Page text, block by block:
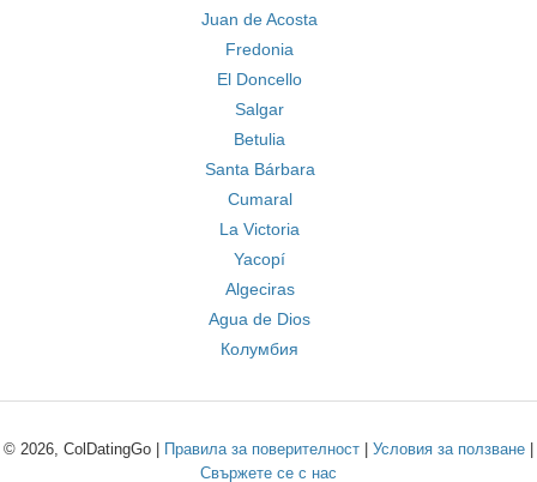
Juan de Acosta
Fredonia
El Doncello
Salgar
Betulia
Santa Bárbara
Cumaral
La Victoria
Yacopí
Algeciras
Agua de Dios
Колумбия
© 2026, ColDatingGo | Правила за поверителност Условия за ползване
Свържете се с нас